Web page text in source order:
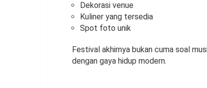
Dekorasi venue
Kuliner yang tersedia
Spot foto unik
Festival akhirnya bukan cuma soal
dengan gaya hidup modern.